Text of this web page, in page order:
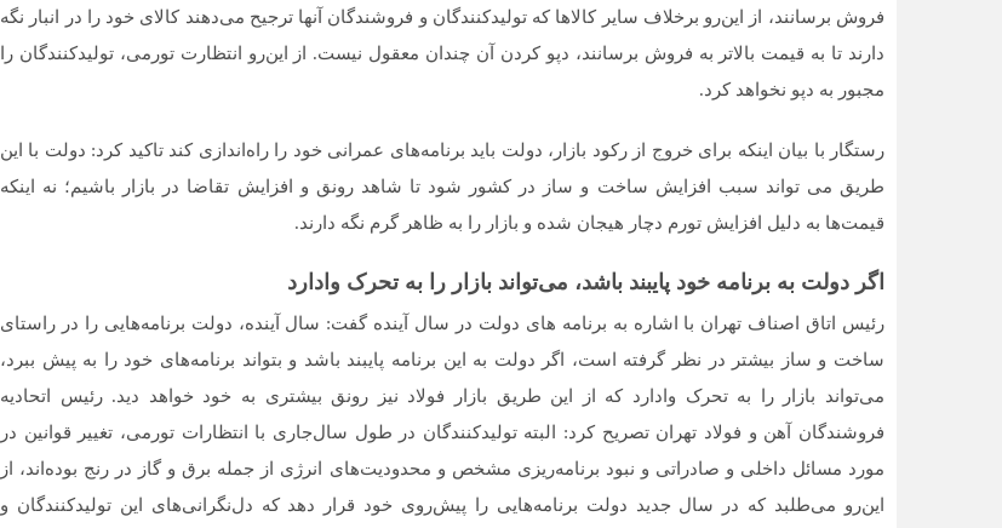
فروش برسانند، از این‌‌‌رو برخلاف سایر کالاها که تولیدکنندگان و فروشندگان آنها ترجیح می‌‌‌دهند کالای خود را در انبار نگه
دارند تا به قیمت بالاتر به فروش برسانند، دپو کردن آن چندان معقول نیست. از این‌‌‌رو انتظارت تورمی، تولیدکنندگان را
مجبور به دپو نخواهد کرد.
رستگار با بیان اینکه برای خروج از رکود بازار، دولت باید برنامه‌‌‌های عمرانی خود را راه‌‌‌اندازی کند تاکید کرد: دولت با این
طریق می تواند سبب افزایش ساخت و ساز در کشور شود تا شاهد رونق و افزایش تقاضا در بازار باشیم؛ نه اینکه
قیمت‌‌‌ها به دلیل افزایش تورم دچار هیجان شده و بازار را به ظاهر گرم نگه دارند.
اگر دولت به برنامه خود پایبند باشد، می‌تواند بازار را به تحرک وادارد
رئیس اتاق اصناف تهران با اشاره به برنامه های دولت در سال آینده گفت: سال آینده، دولت برنامه‌‌‌هایی را در راستای
ساخت و ساز بیشتر در نظر گرفته است، اگر دولت به این برنامه پایبند باشد و بتواند برنامه‌‌‌های خود را به پیش ببرد،
می‌تواند بازار را به تحرک وادارد که از این طریق بازار فولاد نیز رونق بیشتری به خود خواهد دید. رئیس اتحادیه
فروشندگان آهن و فولاد تهران تصریح کرد: البته تولیدکنندگان در طول سال‌جاری با انتظارات تورمی، تغییر قوانین در
مورد مسائل داخلی و صادراتی و نبود برنامه‌‌‌ریزی مشخص و محدودیت‌‌‌های انرژی از جمله برق و گاز در رنج بوده‌‌‌اند، از
این‌‌‌رو می‌‌‌طلبد که در سال جدید دولت برنامه‌‌‌هایی را پیش‌‌‌روی خود قرار دهد که دل‌‌‌نگرانی‌‌‌های این تولیدکنندگان و